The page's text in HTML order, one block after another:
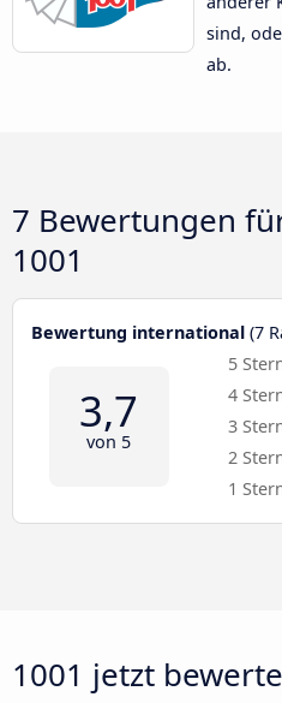
sind,
ab.
7 Bewertungen
1001
Bewertung international (7
3,7
von 5
5
4
3
2
1
1001 jetzt